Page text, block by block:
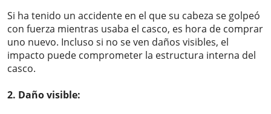
Si ha tenido un accidente en el que su cabeza se golpeó
con fuerza mientras usaba el casco, es hora de comprar
uno nuevo. Incluso si no se ven daños visibles, el
impacto puede comprometer la estructura interna del
casco.
2. Daño visible: